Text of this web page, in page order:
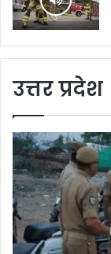
उत्तर प्रदेश